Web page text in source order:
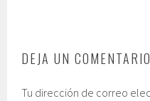
DEJA UN COMENTARIO
Tu dirección de correo